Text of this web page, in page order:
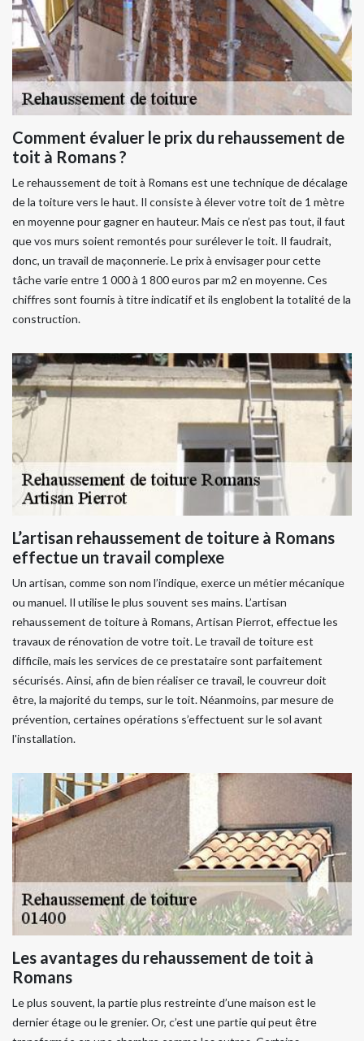
Comment évaluer le prix du rehaussement de
toit à Romans ?
Le rehaussement de toit à Romans est une technique de décalage
de la toiture vers le haut. Il consiste à élever votre toit de 1 mètre
en moyenne pour gagner en hauteur. Mais ce n’est pas tout, il faut
que vos murs soient remontés pour surélever le toit. Il faudrait,
donc, un travail de maçonnerie. Le prix à envisager pour cette
tâche varie entre 1 000 à 1 800 euros par m2 en moyenne. Ces
chiffres sont fournis à titre indicatif et ils englobent la totalité de la
construction.
L’artisan rehaussement de toiture à Romans
effectue un travail complexe
Un artisan, comme son nom l’indique, exerce un métier mécanique
ou manuel. Il utilise le plus souvent ses mains. L’artisan
rehaussement de toiture à Romans, Artisan Pierrot, effectue les
travaux de rénovation de votre toit. Le travail de toiture est
difficile, mais les services de ce prestataire sont parfaitement
sécurisés. Ainsi, afin de bien réaliser ce travail, le couvreur doit
être, la majorité du temps, sur le toit. Néanmoins, par mesure de
prévention, certaines opérations s’effectuent sur le sol avant
l'installation.
Les avantages du rehaussement de toit à
Romans
Le plus souvent, la partie plus restreinte d’une maison est le
dernier étage ou le grenier. Or, c’est une partie qui peut être